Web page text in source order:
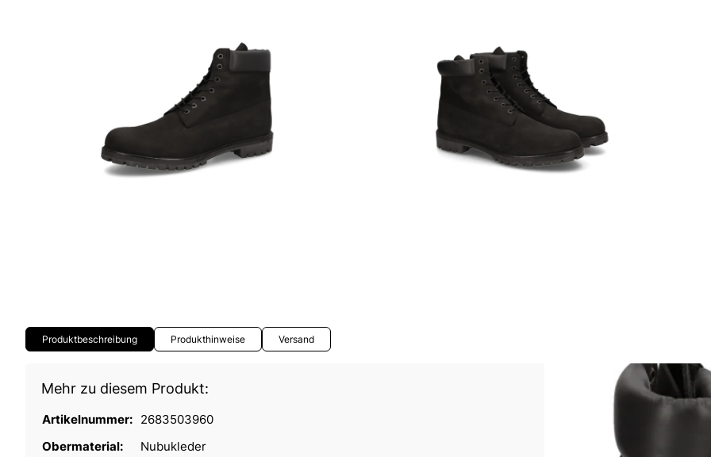
Produktbeschreibung Produkthinweise Versand
Mehr zu diesem Produkt:
Artikelnummer: 2683503960
Obermaterial:
Nubukleder